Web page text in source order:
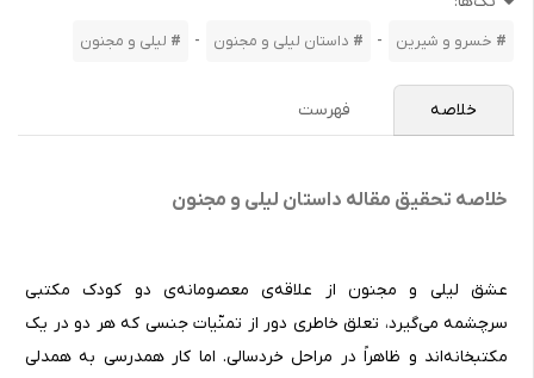
خسرو و شیرین - داستان لیلی و مجنون - لیلی و مجنون
خلاصه فهرست
خلاصه تحقیق مقاله داستان لیلی و مجنون
عشق لیلی و مجنون از علاقه‌ی معصومانه‌ی دو کودک مکتبی
سرچشمه می‌گیرد، تعلق خاطری دور از تمنّیات جنسی که هر دو در یک
مکتبخانه‌اند و ظاهراً در مراحل خردسالی. اما کار همدرسی به همدلی